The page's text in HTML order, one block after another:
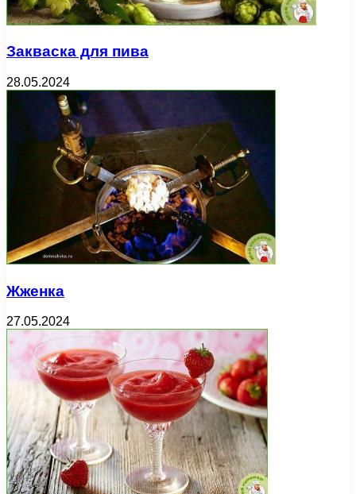
Закваска для пива
28.05.2024
Жженка
27.05.2024